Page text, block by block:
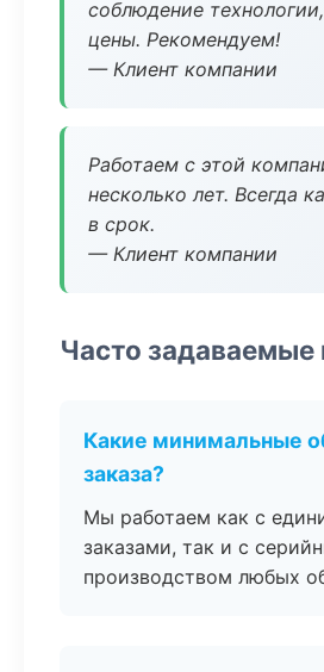
соблюдение
цены. Рекомендуем!
— Клиент компании
Работаем с этой
несколько лет. Всегда
в срок.
— Клиент компании
Часто задаваемые
Какие минимальные
заказа?
Мы работаем как с
заказами, так и с
производством любых